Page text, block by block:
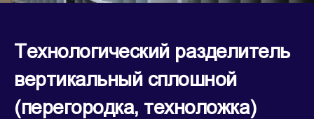
Технологический разделитель
вертикальный сплошной
(перегородка, техноложка)